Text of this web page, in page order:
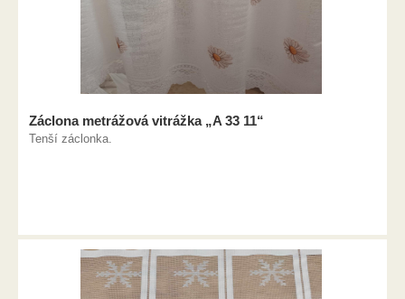
Záclona metrážová vitrážka „A 33 11“
Tenší záclonka.